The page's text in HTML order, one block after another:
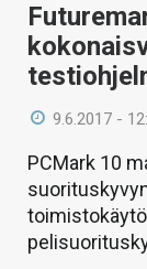
9.6.2017 -
PCMark 10